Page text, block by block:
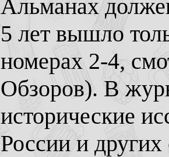
Альманах
5 лет вышло
номерах 2-4,
Обзоров). В
исторические
России и